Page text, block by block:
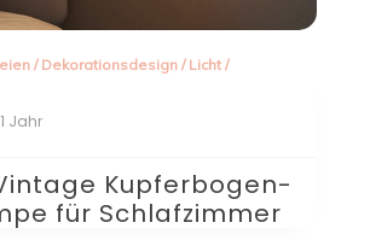
/Licht
für stilvolle